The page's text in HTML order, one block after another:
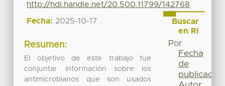
http://hdl.handle.net/20.500.11799/142768
Fecha: 2025-10-17
Resumen:
El objetivo de este trabajo fue
conjuntar información sobre los
antimicrobianos que son usados
Buscar
en RI
Por
Fecha
de
publicación